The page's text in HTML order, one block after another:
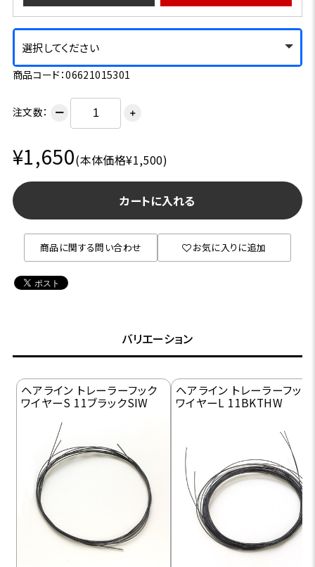
選択してください
商品コード：06621015301
注文数： ー ＋
¥1,650(本体価格¥1,500)
カートに入れる
商品に関する問い合わせ お気に入りに追加
バリエーション
ヘアライン トレーラーフック
ワイヤーS 11ブラックSIW
ヘアライン トレーラーフック
ワイヤーL 11BKTHW